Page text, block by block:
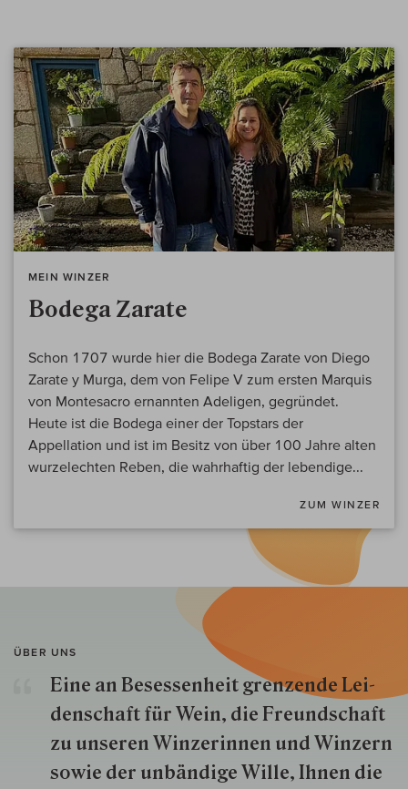
MEIN WINZER
Bodega Zarate
Schon 1707 wurde hier die Bodega Zarate von Diego
Zarate y Murga, dem von Felipe V zum ersten Marquis
von Montesacro ernannten Adeligen, gegründet.
Heute ist die Bodega einer der Topstars der
Appellation und ist im Besitz von über 100 Jahre alten
wurzelechten Reben, die wahrhaftig der lebendige...
ZUM WINZER
ÜBER UNS
Eine an Besessenheit gren­zende Lei­
den­schaft für Wein, die Freund­schaft
zu unseren Win­zer­innen und Win­zern
so­wie der un­bän­dige Wille, Ihnen die